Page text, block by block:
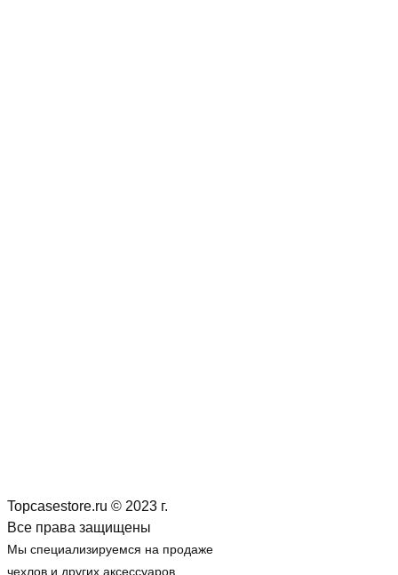
Topcasestore.ru © 2023 г.
Все права защищены
Мы специализируемся на продаже
чехлов и других аксессуаров